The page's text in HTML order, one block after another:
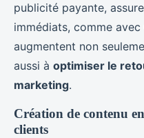
publicité payante,
immédiats, comme
augmentent non
aussi à optimiser le
marketing.
Création de contenu
clients